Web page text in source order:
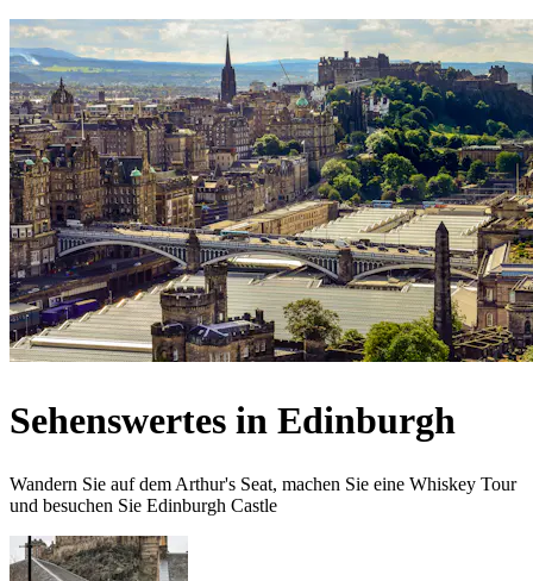
Sehenswertes in Edinburgh
Wandern Sie auf dem Arthur's Seat, machen Sie eine Whiskey Tour
und besuchen Sie Edinburgh Castle